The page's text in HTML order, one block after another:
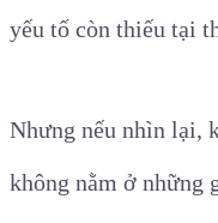
yếu tố còn thiếu tại
Nhưng nếu nhìn lại,
không nằm ở những